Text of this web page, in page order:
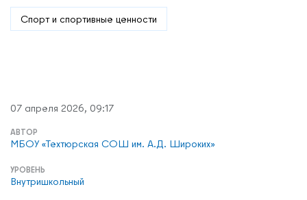
Спорт и спортивные ценности
07 апреля 2026, 09:17
АВТОР
МБОУ «Техтюрская СОШ им. А.Д. Широких»
УРОВЕНЬ
Внутришкольный